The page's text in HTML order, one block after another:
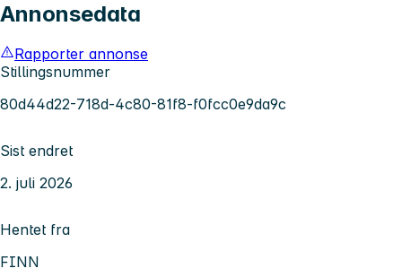
Annonsedata
Rapporter annonse
Stillingsnummer
80d44d22-718d-4c80-81f8-f0fcc0e9da9c
Sist endret
2. juli 2026
Hentet fra
FINN